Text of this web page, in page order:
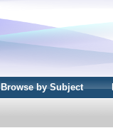
Browse by Subject